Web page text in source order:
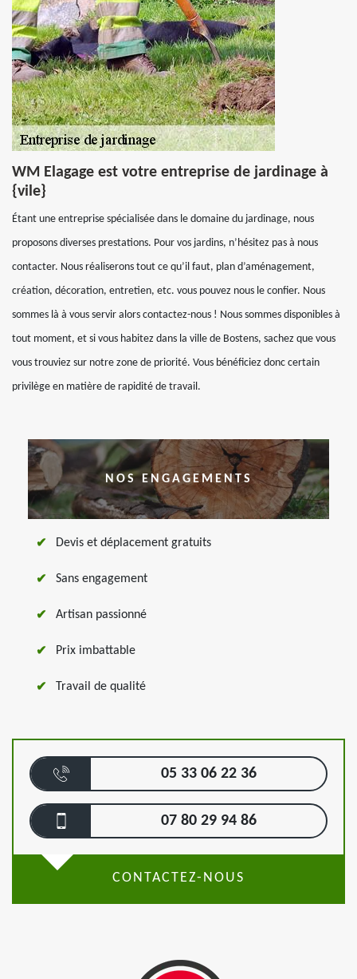
WM Elagage est votre entreprise de jardinage à
{vile}
Étant une entreprise spécialisée dans le domaine du jardinage, nous
proposons diverses prestations. Pour vos jardins, n’hésitez pas à nous
contacter. Nous réaliserons tout ce qu’il faut, plan d’aménagement,
création, décoration, entretien, etc. vous pouvez nous le confier. Nous
sommes là à vous servir alors contactez-nous ! Nous sommes disponibles à
tout moment, et si vous habitez dans la ville de Bostens, sachez que vous
vous trouviez sur notre zone de priorité. Vous bénéficiez donc certain
privilège en matière de rapidité de travail.
NOS ENGAGEMENTS
Devis et déplacement gratuits
Sans engagement
Artisan passionné
Prix imbattable
Travail de qualité
05 33 06 22 36
07 80 29 94 86
CONTACTEZ-NOUS